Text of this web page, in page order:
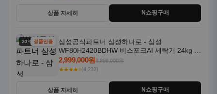
상품 자세히 N쇼핑구매
23% 할인정품인증
삼성공식파트너 삼성하나로 - 삼성
WF80H2420BDHW 비스포크AI 세탁기 24kg 건
조기 20kg 세제자동투입
2,999,000원3,898,000원
★★★★⭐(4,232)
상품 자세히 N쇼핑구매